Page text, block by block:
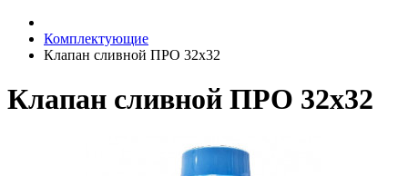
Комплектующие
Клапан сливной ПРО 32x32
Клапан сливной ПРО 32x32